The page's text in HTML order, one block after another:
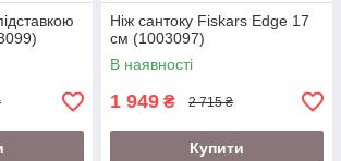
Ніж сантоку Fiskars Edge 17
см (1003097)
В наявності
1 949 ₴ 2 715 ₴
Купити